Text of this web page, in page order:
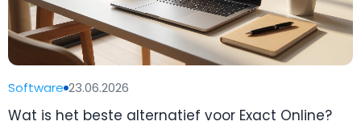
Software 23.06.2026
Wat is het beste alternatief voor Exact Online?